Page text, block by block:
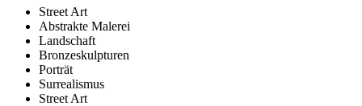
Street Art
Abstrakte Malerei
Landschaft
Bronzeskulpturen
Porträt
Surrealismus
Street Art